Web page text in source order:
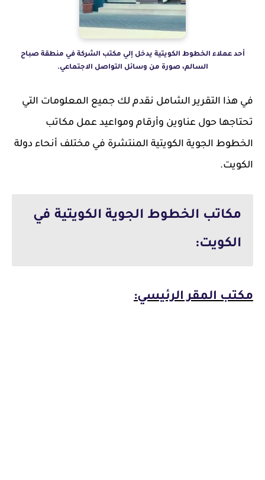
أحد عملاء الخطوط الكويتية يدخل إلي مكتب الشركة في منطقة صباح
السالم، صورة من وسائل التواصل الاجتماعي.
في هذا التقرير الشامل نقدم لك جميع المعلومات التي
تحتاجها حول عناوين وأرقام ومواعيد عمل مكاتب
الخطوط الجوية الكويتية المنتشرة في مختلف أنحاء دولة
الكويت.
مكاتب الخطوط الجوية الكويتية في
الكويت:
مكتب المقر الرئيسي: